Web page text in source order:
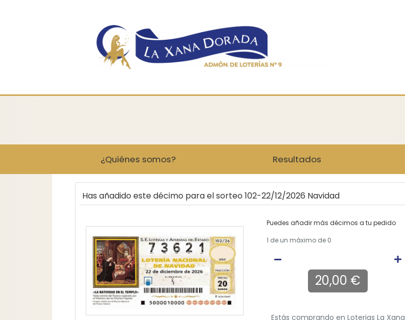
¿Quiénes somos? Resultados
Has añadido este décimo para el sorteo 102-22/12/2026 Navidad
Puedes añadir más décimos a tu pedido
1 de un máximo de 0
20,00 €
Estás comprando en Loterias La Xana